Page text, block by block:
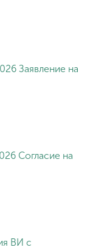
Заявление на
Согласие на
ВИ с